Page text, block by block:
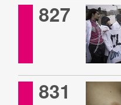
827
831